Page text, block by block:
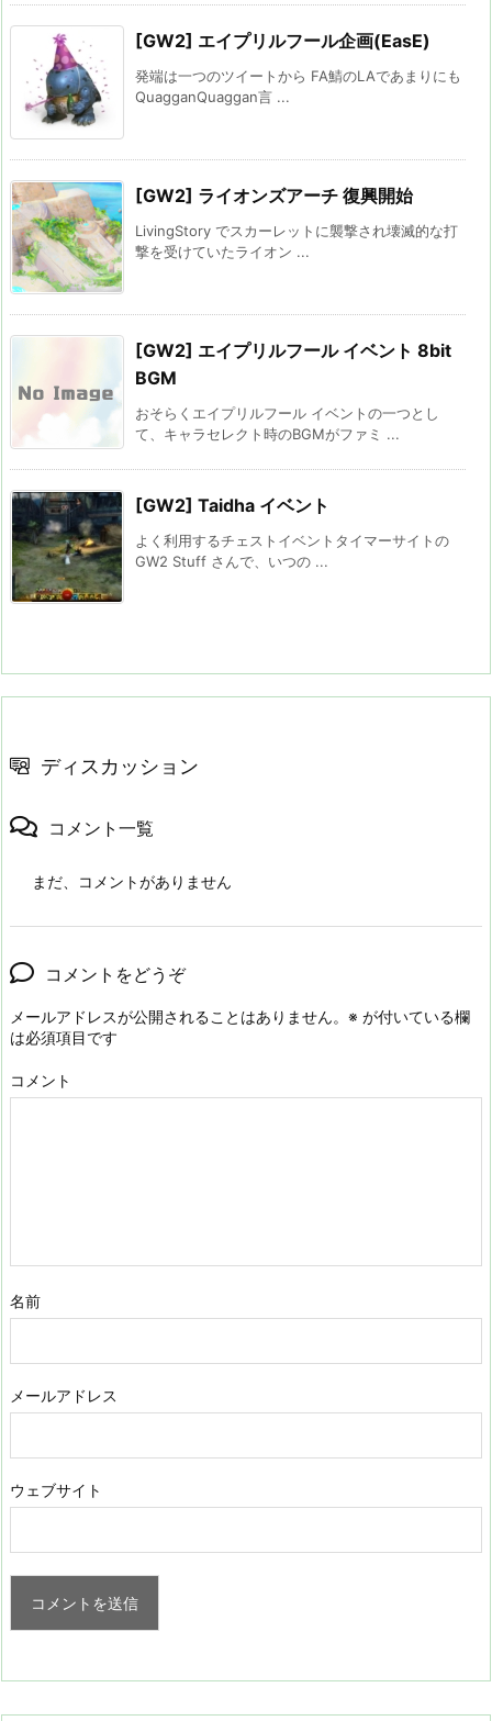
[GW2] エイプリルフール企画(EasE)
発端は一つのツイートから FA鯖のLAであまりにも
QuagganQuaggan言 ...
[GW2] ライオンズアーチ 復興開始
LivingStory でスカーレットに襲撃され壊滅的な打
撃を受けていたライオン ...
[GW2] エイプリルフール イベント 8bit
BGM
おそらくエイプリルフール イベントの一つとし
て、キャラセレクト時のBGMがファミ ...
[GW2] Taidha イベント
よく利用するチェストイベントタイマーサイトの
GW2 Stuff さんで、いつの ...
ディスカッション
コメント一覧
まだ、コメントがありません
コメントをどうぞ
メールアドレスが公開されることはありません。 ※ が付いている欄
は必須項目です
コメント
名前
メールアドレス
ウェブサイト